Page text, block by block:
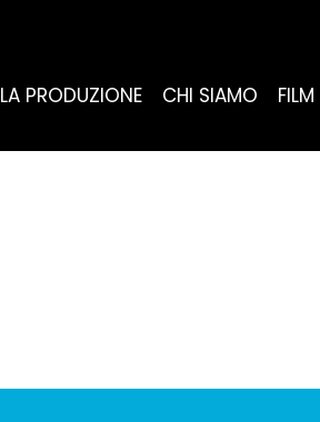
PRODUZIONE CHI SIAMO FILM